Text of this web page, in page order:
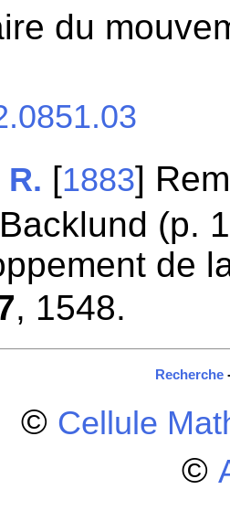
du
R. [1883]
(p.
de
, 1548.
Recherche
© Cellule
©